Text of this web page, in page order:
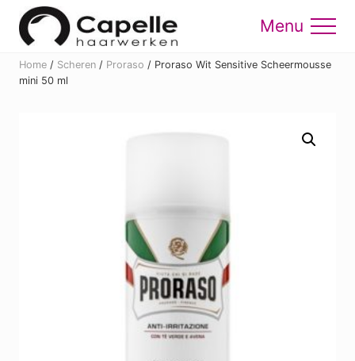
Menu
Skip
content
Skip
Menu
Home / Scheren / Proraso / Proraso Wit Sensitive Scheermousse
mini 50 ml